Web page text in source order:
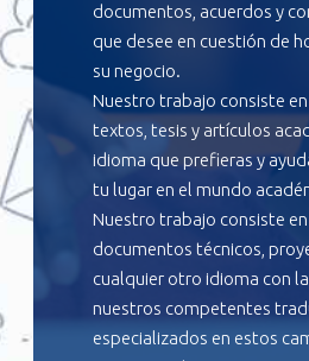
documentos, acuerdos y
que desee en cuestión de
su negocio.
Nuestro trabajo consiste
textos, tesis y artículos
idioma que prefieras y
tu lugar en el mundo
Nuestro trabajo consiste
documentos técnicos,
cualquier otro idioma con
nuestros competentes
especializados en estos